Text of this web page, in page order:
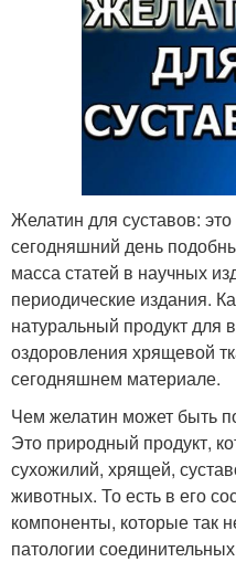
Желатин для суставов:
сегодняшний день
масса статей в научных
периодические издания.
натуральный продукт для
оздоровления хрящевой
сегодняшнем материале.
Чем желатин может быть
Это природный продукт,
сухожилий, хрящей,
животных. То есть в его
компоненты, которые так
патологии